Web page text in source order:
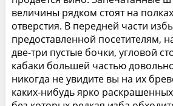
величины рядком стоят на
отверстия. В передней части
предоставленной посетителям,
две-три пустые бочки, угловой
кабаки большей частью
никогда не увидите вы на их
каких-нибудь ярко